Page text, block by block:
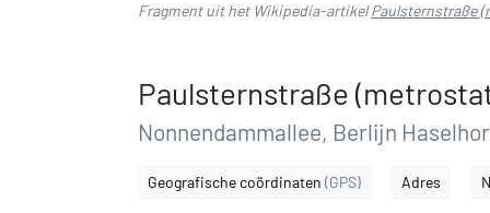
Fragment uit het Wikipedia-artikelPaulsternstraße
Paulsternstraße
Nonnendammallee, Berlijn
Geografische coördinaten (GPS) Adres